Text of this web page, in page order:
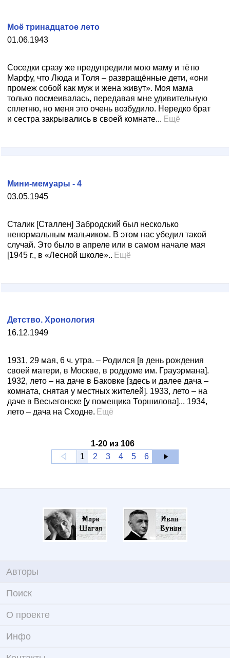
01.06.1943
Моё тринадцатое лето
Соседки сразу же предупредили мою маму и тётю
Марфу, что Люда и Толя – развращённые дети, «они
промеж собой как муж и жена живут». Моя мама
только посмеивалась, передавая мне удивительную
сплетню, но меня это очень возбудило. Нередко брат
и сестра закрывались в своей комнате... Ещё
03.05.1945
Мини-мемуары - 4
Сталик [Сталлен] Забродский был несколько
ненормальным мальчиком. В этом нас убедил такой
случай. Это было в апреле или в самом начале мая
[1945 г., в «Лесной школе».. Ещё
16.12.1949
Детство. Хронология
1931, 29 мая, 6 ч. утра. – Родился [в день рождения
своей матери, в Москве, в роддоме им. Грауэрмана].
1932, лето – на даче в Баковке [здесь и далее дача –
комната, снятая у местных жителей]. 1933, лето – на
даче в Весьегонске [у помещика Торшилова]... 1934,
лето – дача на Сходне. Ещё
1-20из 106
1
2 3 4 5 6
Авторы
Поиск
О проекте
Инфо